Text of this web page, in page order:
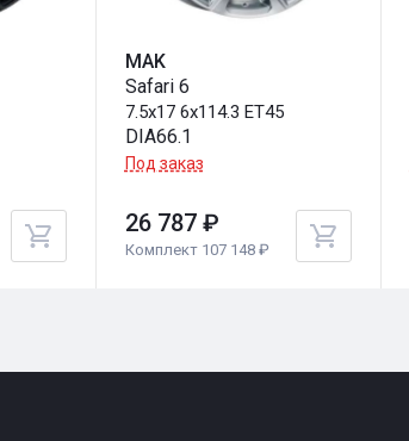
MAK
Safari 6
7.5x17 6x114.3 ET45
DIA66.1
Под заказ
26 787 ₽
Комплект 107 148 ₽